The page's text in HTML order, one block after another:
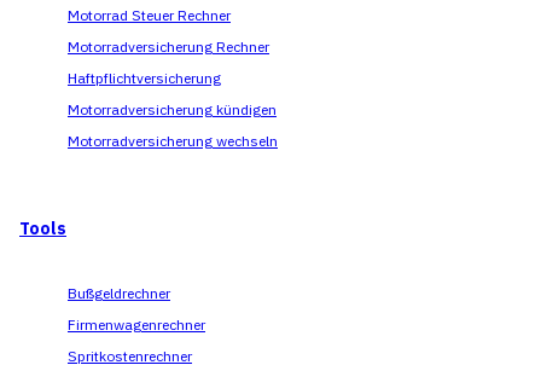
Motorrad Steuer Rechner
Motorradversicherung Rechner
Haftpflichtversicherung
Motorradversicherung kündigen
Motorradversicherung wechseln
Tools
Bußgeldrechner
Firmenwagenrechner
Spritkostenrechner